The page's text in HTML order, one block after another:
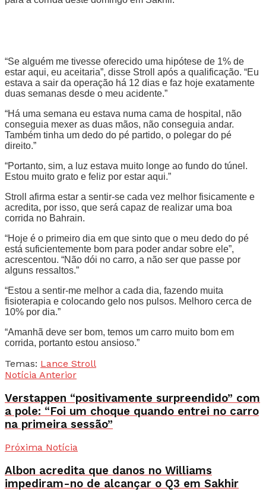
“Se alguém me tivesse oferecido uma hipótese de 1% de
estar aqui, eu aceitaria”, disse Stroll após a qualificação. “Eu
estava a sair da operação há 12 dias e faz hoje exatamente
duas semanas desde o meu acidente.”
“Há uma semana eu estava numa cama de hospital, não
conseguia mexer as duas mãos, não conseguia andar.
Também tinha um dedo do pé partido, o polegar do pé
direito.”
“Portanto, sim, a luz estava muito longe ao fundo do túnel.
Estou muito grato e feliz por estar aqui.”
Stroll afirma estar a sentir-se cada vez melhor fisicamente e
acredita, por isso, que será capaz de realizar uma boa
corrida no Bahrain.
“Hoje é o primeiro dia em que sinto que o meu dedo do pé
está suficientemente bom para poder andar sobre ele”,
acrescentou. “Não dói no carro, a não ser que passe por
alguns ressaltos.”
“Estou a sentir-me melhor a cada dia, fazendo muita
fisioterapia e colocando gelo nos pulsos. Melhoro cerca de
10% por dia.”
“Amanhã deve ser bom, temos um carro muito bom em
corrida, portanto estou ansioso.”
Temas: Lance Stroll
Notícia Anterior
Verstappen “positivamente surpreendido” com
a pole: “Foi um choque quando entrei no carro
na primeira sessão”
Próxima Notícia
Albon acredita que danos no Williams
impediram-no de alcançar o Q3 em Sakhir